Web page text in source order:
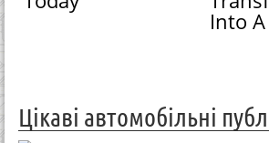
Into
Цікаві автомобільні